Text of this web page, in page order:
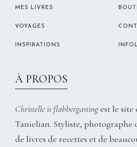
MES LIVRES
VOYAGES
INSPIRATIONS
À PROPOS
Christelle is flabbergastingest le
Tanielian. Styliste, photographe
de livres de recettes et de